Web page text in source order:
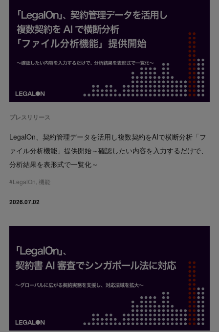
プレスリリース
LegalOn、契約管理データを活用し複数契約をAIで横断分析「フ
ァイル分析機能」提供開始～確認したい内容を入力するだけで、
分析結果を表形式で一覧化～
#LegalOn ,機能
2026.07.02